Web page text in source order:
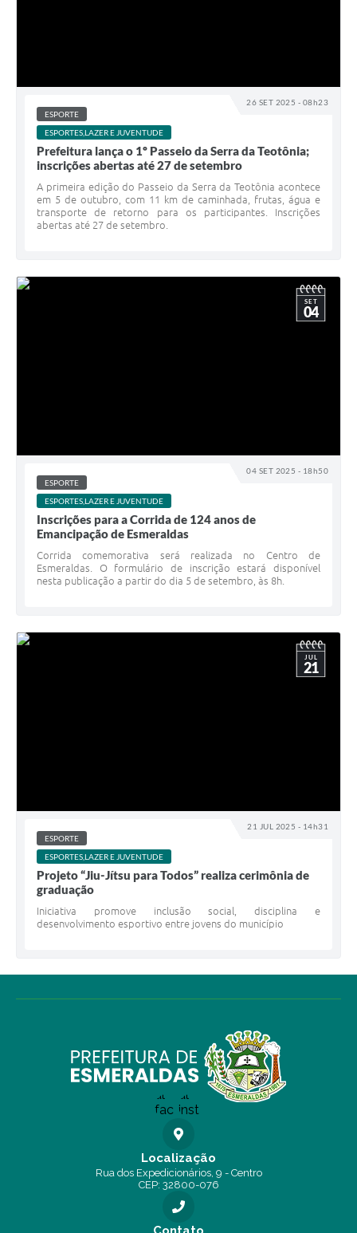
26 SET 2025 - 08h23
ESPORTE
ESPORTES,LAZER E JUVENTUDE
Prefeitura lança o 1º Passeio da Serra da Teotônia;
inscrições abertas até 27 de setembro
A primeira edição do Passeio da Serra da Teotônia acontece
em 5 de outubro, com 11 km de caminhada, frutas, água e
transporte de retorno para os participantes. Inscrições
abertas até 27 de setembro.
04 SET 2025 - 18h50
SET
04
ESPORTE
ESPORTES,LAZER E JUVENTUDE
Inscrições para a Corrida de 124 anos de
Emancipação de Esmeraldas
Corrida comemorativa será realizada no Centro de
Esmeraldas. O formulário de inscrição estará disponível
nesta publicação a partir do dia 5 de setembro, às 8h.
21 JUL 2025 - 14h31
JUL
21
ESPORTE
ESPORTES,LAZER E JUVENTUDE
Projeto “Jiu-Jítsu para Todos” realiza cerimônia de
graduação
Iniciativa promove inclusão social, disciplina e
desenvolvimento esportivo entre jovens do município
Localização
Rua dos Expedicionários, 9 - Centro
CEP: 32800-076